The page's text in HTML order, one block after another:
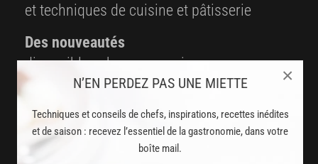
N’EN PERDEZ PAS UNE MIETTE
Techniques et conseils de chefs, inspirations, recettes inédites
et de saison : recevez l’essentiel de la gastronomie, dans votre
boîte mail.
×
et techniques de cuisine et pâtisserie
Des nouveautés
disponibles chaque semaine
un service garanti sans publicité
JE M'ABONNE